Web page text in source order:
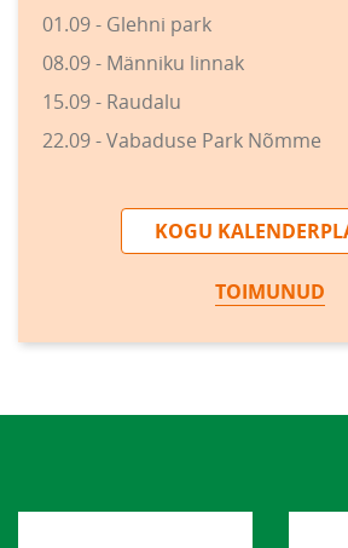
01.09 - Glehni park
08.09 - Männiku linnak
15.09 - Raudalu
22.09 - Vabaduse Park Nõmme
KOGU
TOIMUNUD